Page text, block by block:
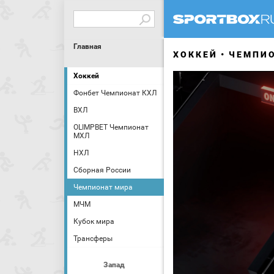
Главная
Хоккей
Фонбет Чемпионат КХЛ
ВХЛ
OLIMPBET Чемпионат
МХЛ
НХЛ
Сборная России
Чемпионат мира
МЧМ
Кубок мира
Трансферы
Запад
ХОККЕЙ